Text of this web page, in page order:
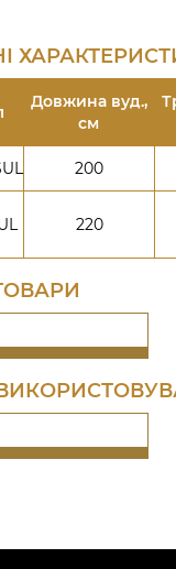
Довжина вуд.,
см
200
220